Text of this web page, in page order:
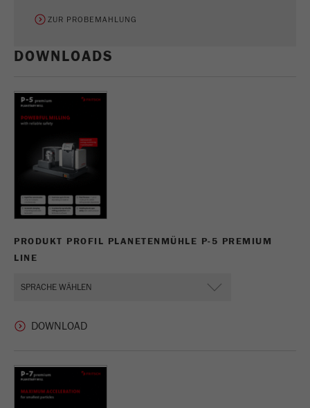
ZUR PROBEMAHLUNG
DOWNLOADS
PRODUKT PROFIL PLANETENMÜHLE P-5 PREMIUM
LINE